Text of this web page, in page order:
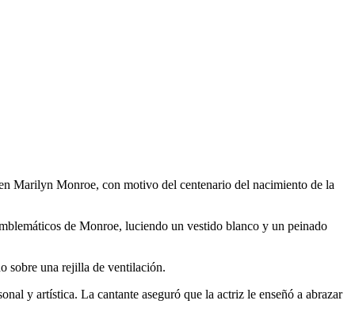
Marilyn Monroe, con motivo del centenario del nacimiento de la
de Monroe, luciendo un vestido blanco y un peinado
sobre una rejilla de ventilación.
y artística. La cantante aseguró que la actriz le enseñó a abrazar